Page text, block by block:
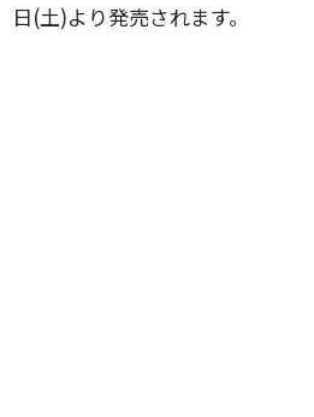
日(土)より発売されます。